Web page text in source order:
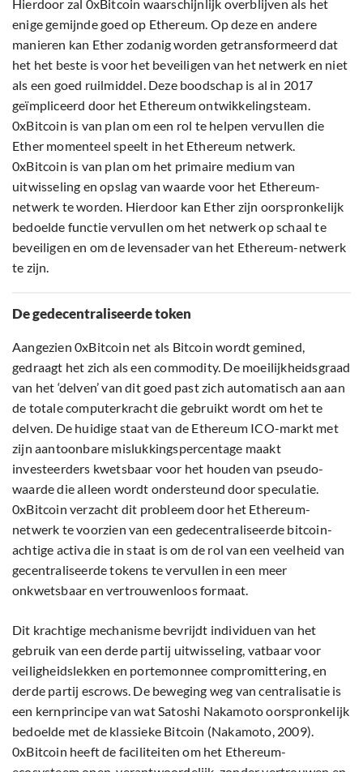
Hierdoor zal 0xBitcoin waarschijnlijk overblijven als het
enige gemijnde goed op Ethereum. Op deze en andere
manieren kan Ether zodanig worden getransformeerd dat
het het beste is voor het beveiligen van het netwerk en niet
als een goed ruilmiddel. Deze boodschap is al in 2017
geïmpliceerd door het Ethereum ontwikkelingsteam.
0xBitcoin is van plan om een rol te helpen vervullen die
Ether momenteel speelt in het Ethereum netwerk.
0xBitcoin is van plan om het primaire medium van
uitwisseling en opslag van waarde voor het Ethereum-
netwerk te worden. Hierdoor kan Ether zijn oorspronkelijk
bedoelde functie vervullen om het netwerk op schaal te
beveiligen en om de levensader van het Ethereum-netwerk
te zijn.
De gedecentraliseerde token
Aangezien 0xBitcoin net als Bitcoin wordt gemined,
gedraagt het zich als een commodity. De moeilijkheidsgraad
van het ‘delven’ van dit goed past zich automatisch aan aan
de totale computerkracht die gebruikt wordt om het te
delven. De huidige staat van de Ethereum ICO-markt met
zijn aantoonbare mislukkingspercentage maakt
investeerders kwetsbaar voor het houden van pseudo-
waarde die alleen wordt ondersteund door speculatie.
0xBitcoin verzacht dit probleem door het Ethereum-
netwerk te voorzien van een gedecentraliseerde bitcoin-
achtige activa die in staat is om de rol van een veelheid van
gecentraliseerde tokens te vervullen in een meer
onkwetsbaar en vertrouwenloos formaat.
Dit krachtige mechanisme bevrijdt individuen van het
gebruik van een derde partij uitwisseling, vatbaar voor
veiligheidslekken en portemonnee compromittering, en
derde partij escrows. De beweging weg van centralisatie is
een kernprincipe van wat Satoshi Nakamoto oorspronkelijk
bedoelde met de klassieke Bitcoin (Nakamoto, 2009).
0xBitcoin heeft de faciliteiten om het Ethereum-